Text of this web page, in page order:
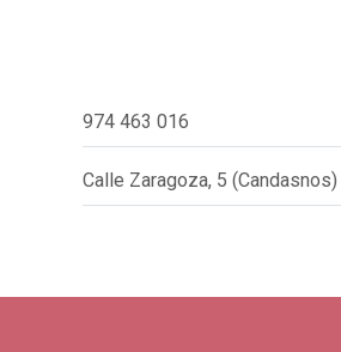
974 463 016
Calle Zaragoza, 5 (Candasnos)